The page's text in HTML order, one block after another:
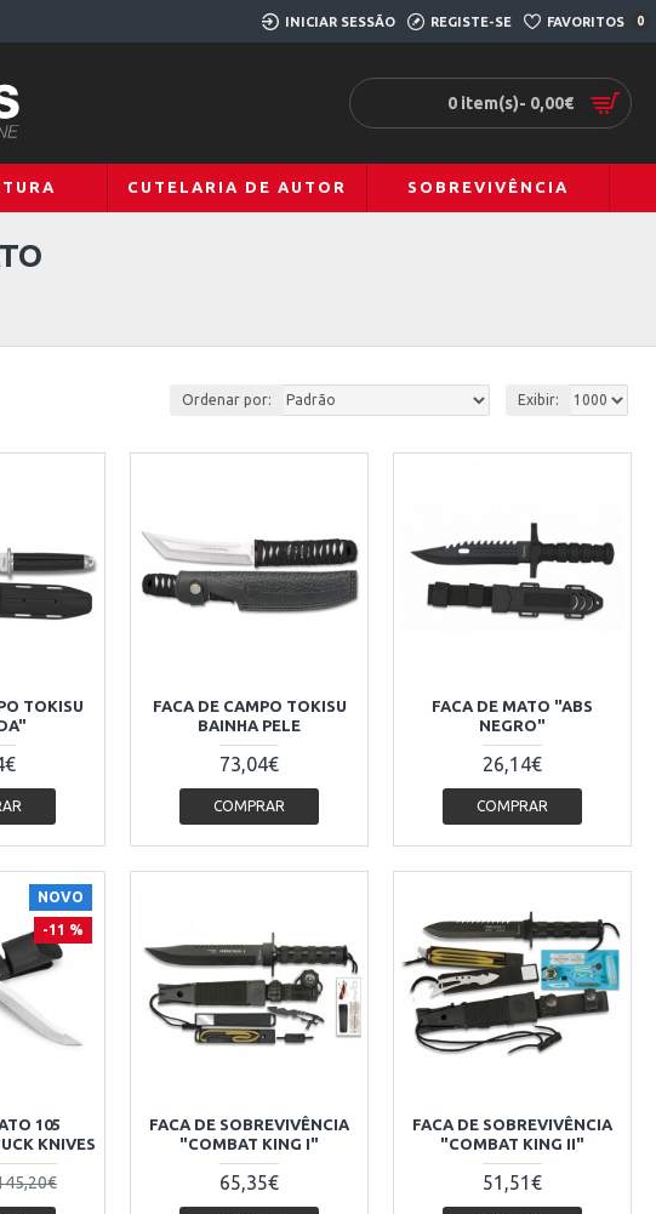
INICIAR SESSÃO REGISTE-SE FAVORITOS 0
0 item(s)- 0,00€
CUTELARIA DE AUTOR SOBREVIVÊNCIA
Ordenar por: Exibir:
TOKISU
FACA DE CAMPO TOKISU
BAINHA PELE
73,04€
COMPRAR
FACA DE MATO "ABS
NEGRO"
26,14€
COMPRAR
NOVO
-11 %
105
KNIVES
FACA DE SOBREVIVÊNCIA
"COMBAT KING I"
65,35€
FACA DE SOBREVIVÊNCIA
"COMBAT KING II"
51,51€